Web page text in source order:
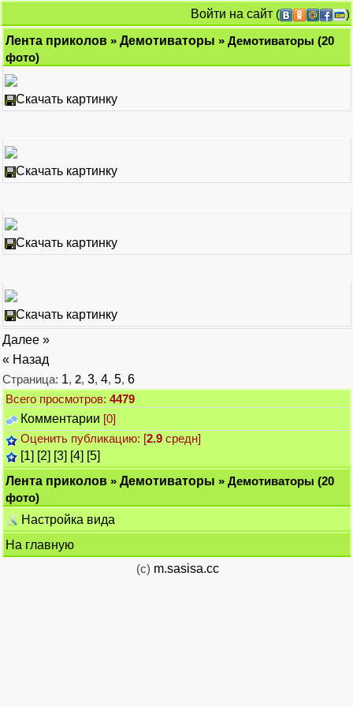
Войти на сайт (
)
Лента приколов » Демотиваторы » Демотиваторы (20
фото)
Скачать картинку
Скачать картинку
Скачать картинку
Скачать картинку
Далее »
« Назад
Страница: 1, 2, 3, 4, 5, 6
Всего просмотров: 4479
Комментарии [0]
Оценить публикацию: [2.9 средн]
[1] [2] [3] [4] [5]
Лента приколов » Демотиваторы » Демотиваторы (20
фото)
Настройка вида
На главную
(c) m.sasisa.cc